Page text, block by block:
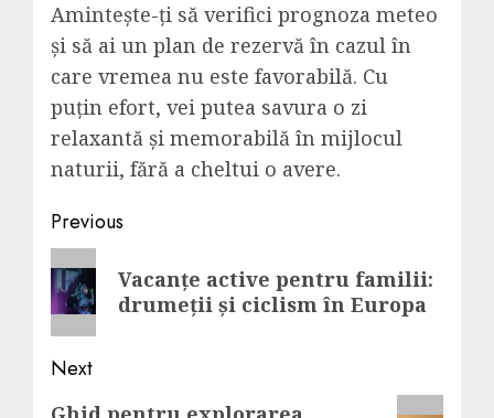
Amintește-ți să verifici prognoza meteo
și să ai un plan de rezervă în cazul în
care vremea nu este favorabilă. Cu
puțin efort, vei putea savura o zi
relaxantă și memorabilă în mijlocul
naturii, fără a cheltui o avere.
Post
navigation
Previous
Previous
post:
Vacanțe active pentru familii:
drumeții și ciclism în Europa
Next
Next